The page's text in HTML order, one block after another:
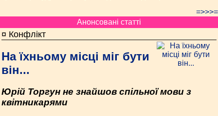
=>>>=
Анонсовані статті
¤ Конфлікт
На їхньому місці міг бути
він...
Юрій Торгун не знайшов спільної мови з
квітникарями